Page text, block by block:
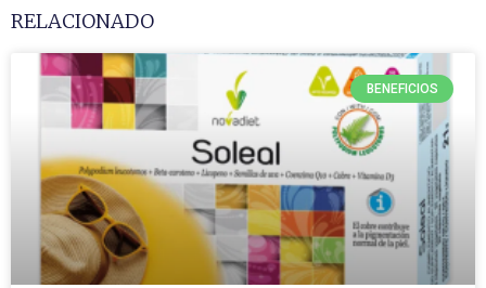
RELACIONADO
BENEFICIOS